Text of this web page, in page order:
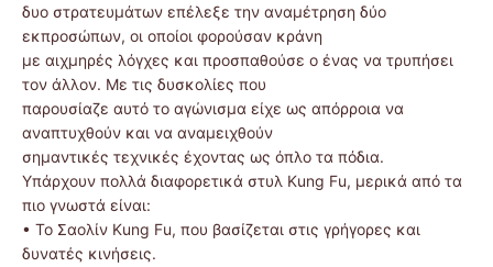
δυο στρατευμάτων επέλεξε την αναμέτρηση δύο
εκπροσώπων, οι οποίοι φορούσαν κράνη
με αιχμηρές λόγχες και προσπαθούσε ο ένας να τρυπήσει
τον άλλον. Με τις δυσκολίες που
παρουσίαζε αυτό το αγώνισμα είχε ως απόρροια να
αναπτυχθούν και να αναμειχθούν
σημαντικές τεχνικές έχοντας ως όπλο τα πόδια.
Υπάρχουν πολλά διαφορετικά στυλ Kung Fu, μερικά από τα
πιο γνωστά είναι:
• Το Σαολίν Kung Fu, που βασίζεται στις γρήγορες και
δυνατές κινήσεις.